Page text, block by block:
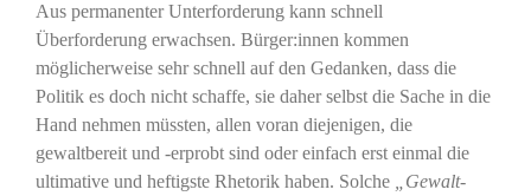
Aus permanenter Unterforderung kann schnell
Überforderung erwachsen. Bürger:innen kommen
möglicherweise sehr schnell auf den Gedanken, dass die
Politik es doch nicht schaffe, sie daher selbst die Sache in die
Hand nehmen müssten, allen voran diejenigen, die
gewaltbereit und -erprobt sind oder einfach erst einmal die
ultimative und heftigste Rhetorik haben. Solche
„Gewalt-